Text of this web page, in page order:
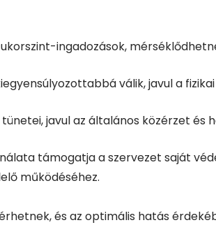
ingadozások,
válik, javul a
javul az általános közérzet és
támogatja a szervezet saját
működéséhez.
és az optimális hatás